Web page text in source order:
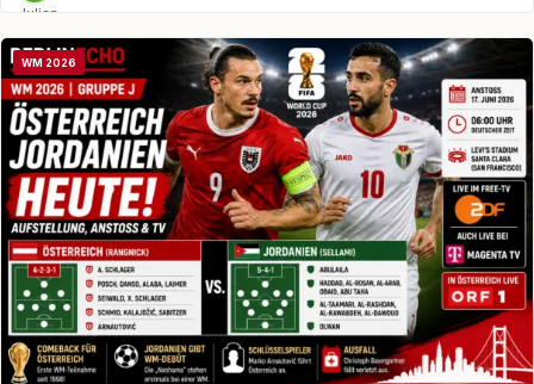
Julian
WM 2026